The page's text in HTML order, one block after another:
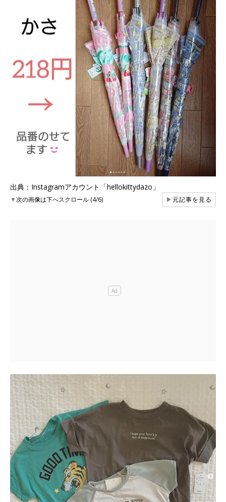
出典：Instagramアカウント「hellokittydazo」
▼次の画像は下へスクロール (4/6) ▶元記事を見る